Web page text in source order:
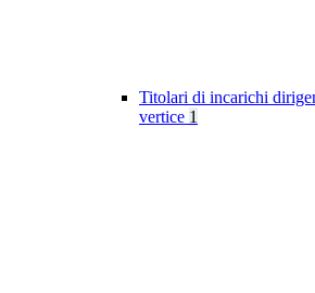
Titolari di incarichi
vertice 1